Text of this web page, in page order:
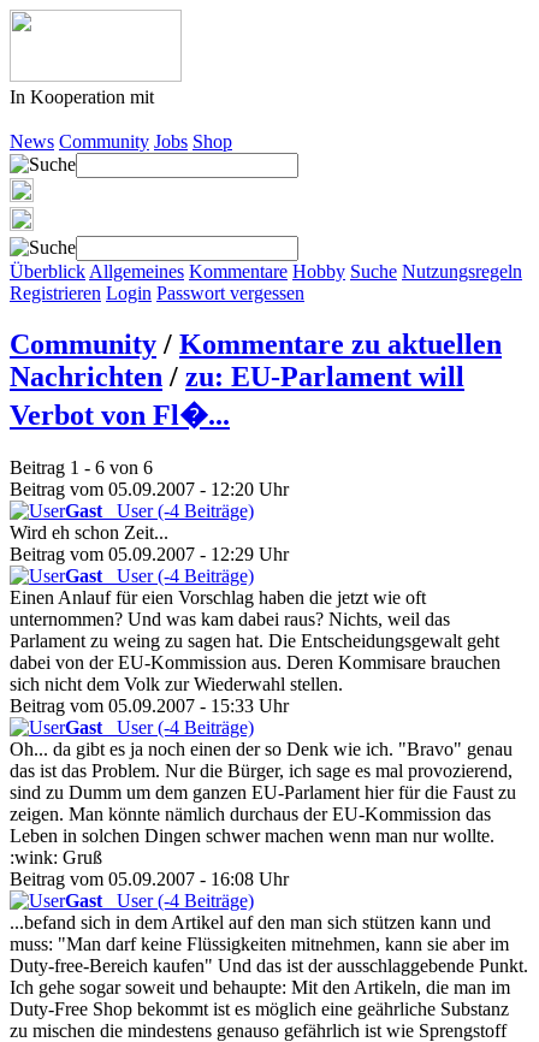
In Kooperation mit
News Community Jobs Shop
Überblick Allgemeines Kommentare Hobby Suche Nutzungsregeln
Registrieren Login Passwort vergessen
Community / Kommentare zu aktuellen
Nachrichten / zu: EU-Parlament will
Verbot von Fl�...
Beitrag 1 - 6 von 6
Beitrag vom 05.09.2007 - 12:20 Uhr
Gast
User (-4 Beiträge)
Wird eh schon Zeit...
Beitrag vom 05.09.2007 - 12:29 Uhr
Gast
User (-4 Beiträge)
Einen Anlauf für eien Vorschlag haben die jetzt wie oft
unternommen? Und was kam dabei raus? Nichts, weil das
Parlament zu weing zu sagen hat. Die Entscheidungsgewalt geht
dabei von der EU-Kommission aus. Deren Kommisare brauchen
sich nicht dem Volk zur Wiederwahl stellen.
Beitrag vom 05.09.2007 - 15:33 Uhr
Gast
User (-4 Beiträge)
Oh... da gibt es ja noch einen der so Denk wie ich. "Bravo" genau
das ist das Problem. Nur die Bürger, ich sage es mal provozierend,
sind zu Dumm um dem ganzen EU-Parlament hier für die Faust zu
zeigen. Man könnte nämlich durchaus der EU-Kommission das
Leben in solchen Dingen schwer machen wenn man nur wollte.
:wink: Gruß
Beitrag vom 05.09.2007 - 16:08 Uhr
Gast
User (-4 Beiträge)
...befand sich in dem Artikel auf den man sich stützen kann und
muss: "Man darf keine Flüssigkeiten mitnehmen, kann sie aber im
Duty-free-Bereich kaufen" Und das ist der ausschlaggebende Punkt.
Ich gehe sogar soweit und behaupte: Mit den Artikeln, die man im
Duty-Free Shop bekommt ist es möglich eine geährliche Substanz
zu mischen die mindestens genauso gefährlich ist wie Sprengstoff